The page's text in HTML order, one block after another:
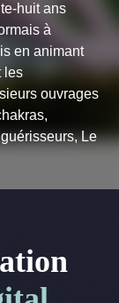
huit ans
à
en animant
les
ouvrages
Le